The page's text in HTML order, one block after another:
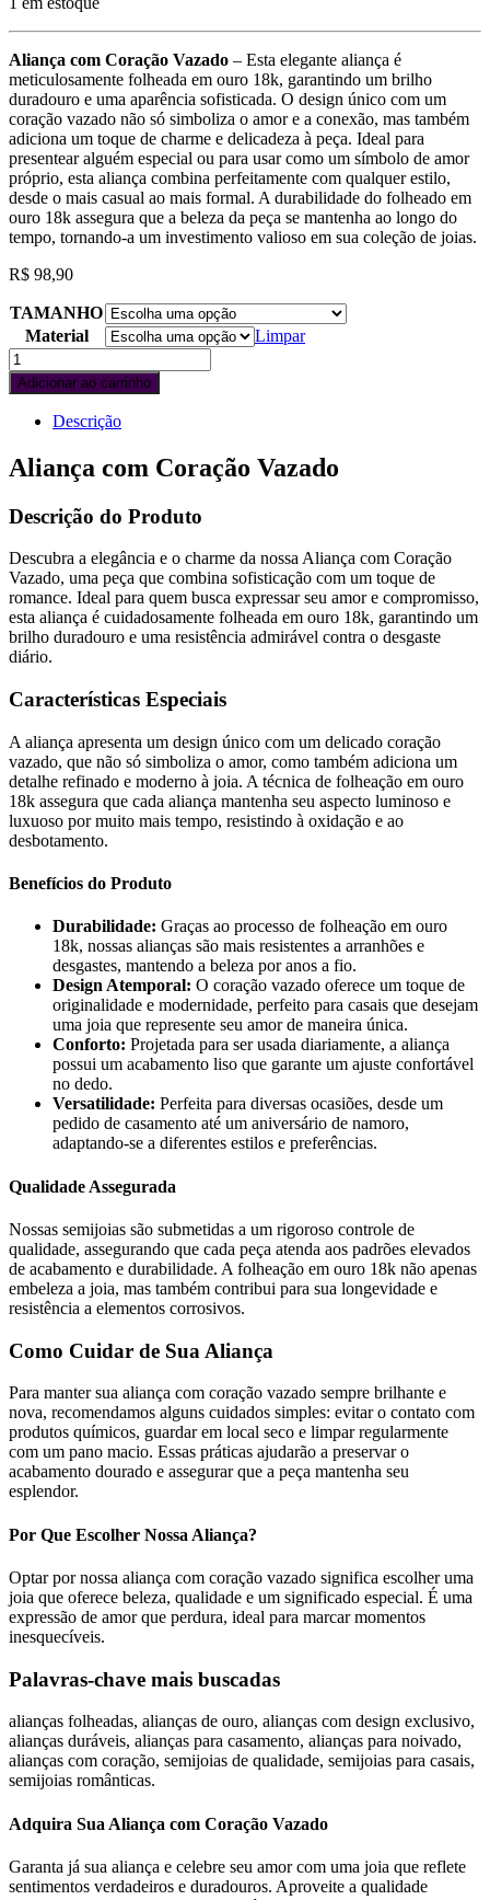
Aliança com Coração Vazado – Esta elegante aliança é
meticulosamente folheada em ouro 18k, garantindo um brilho
duradouro e uma aparência sofisticada. O design único com um
coração vazado não só simboliza o amor e a conexão, mas também
adiciona um toque de charme e delicadeza à peça. Ideal para
presentear alguém especial ou para usar como um símbolo de amor
próprio, esta aliança combina perfeitamente com qualquer estilo,
desde o mais casual ao mais formal. A durabilidade do folheado em
ouro 18k assegura que a beleza da peça se mantenha ao longo do
tempo, tornando-a um investimento valioso em sua coleção de joias.
R$ 98,90
TAMANHO
Material
Limpar
Adicionar ao carrinho
Descrição
Aliança com Coração Vazado
Descrição do Produto
Descubra a elegância e o charme da nossa Aliança com Coração
Vazado, uma peça que combina sofisticação com um toque de
romance. Ideal para quem busca expressar seu amor e compromisso,
esta aliança é cuidadosamente folheada em ouro 18k, garantindo um
brilho duradouro e uma resistência admirável contra o desgaste
diário.
Características Especiais
A aliança apresenta um design único com um delicado coração
vazado, que não só simboliza o amor, como também adiciona um
detalhe refinado e moderno à joia. A técnica de folheação em ouro
18k assegura que cada aliança mantenha seu aspecto luminoso e
luxuoso por muito mais tempo, resistindo à oxidação e ao
desbotamento.
Benefícios do Produto
Durabilidade: Graças ao processo de folheação em ouro
18k, nossas alianças são mais resistentes a arranhões e
desgastes, mantendo a beleza por anos a fio.
Design Atemporal: O coração vazado oferece um toque de
originalidade e modernidade, perfeito para casais que desejam
uma joia que represente seu amor de maneira única.
Conforto: Projetada para ser usada diariamente, a aliança
possui um acabamento liso que garante um ajuste confortável
no dedo.
Versatilidade: Perfeita para diversas ocasiões, desde um
pedido de casamento até um aniversário de namoro,
adaptando-se a diferentes estilos e preferências.
Qualidade Assegurada
Nossas semijoias são submetidas a um rigoroso controle de
qualidade, assegurando que cada peça atenda aos padrões elevados
de acabamento e durabilidade. A folheação em ouro 18k não apenas
embeleza a joia, mas também contribui para sua longevidade e
resistência a elementos corrosivos.
Como Cuidar de Sua Aliança
Para manter sua aliança com coração vazado sempre brilhante e
nova, recomendamos alguns cuidados simples: evitar o contato com
produtos químicos, guardar em local seco e limpar regularmente
com um pano macio. Essas práticas ajudarão a preservar o
acabamento dourado e assegurar que a peça mantenha seu
esplendor.
Por Que Escolher Nossa Aliança?
Optar por nossa aliança com coração vazado significa escolher uma
joia que oferece beleza, qualidade e um significado especial. É uma
expressão de amor que perdura, ideal para marcar momentos
inesquecíveis.
Palavras-chave mais buscadas
alianças folheadas, alianças de ouro, alianças com design exclusivo,
alianças duráveis, alianças para casamento, alianças para noivado,
alianças com coração, semijoias de qualidade, semijoias para casais,
semijoias românticas.
Adquira Sua Aliança com Coração Vazado
Garanta já sua aliança e celebre seu amor com uma joia que reflete
sentimentos verdadeiros e duradouros. Aproveite a qualidade